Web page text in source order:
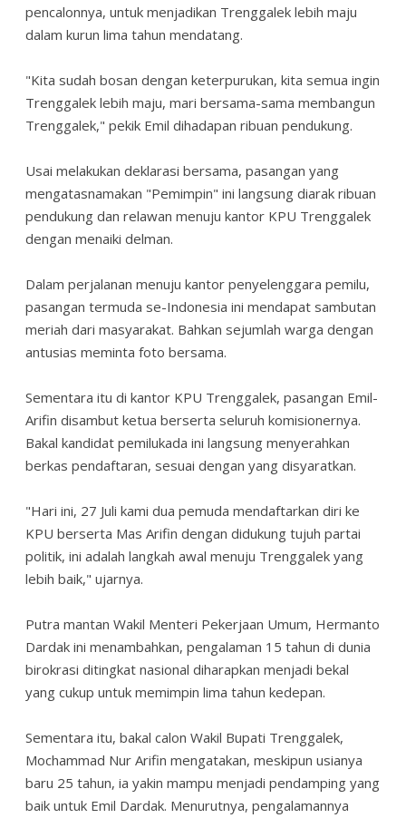
pencalonnya, untuk menjadikan Trenggalek lebih maju
dalam kurun lima tahun mendatang.
"Kita sudah bosan dengan keterpurukan, kita semua ingin
Trenggalek lebih maju, mari bersama-sama membangun
Trenggalek," pekik Emil dihadapan ribuan pendukung.
Usai melakukan deklarasi bersama, pasangan yang
mengatasnamakan "Pemimpin" ini langsung diarak ribuan
pendukung dan relawan menuju kantor KPU Trenggalek
dengan menaiki delman.
Dalam perjalanan menuju kantor penyelenggara pemilu,
pasangan termuda se-Indonesia ini mendapat sambutan
meriah dari masyarakat. Bahkan sejumlah warga dengan
antusias meminta foto bersama.
Sementara itu di kantor KPU Trenggalek, pasangan Emil-
Arifin disambut ketua berserta seluruh komisionernya.
Bakal kandidat pemilukada ini langsung menyerahkan
berkas pendaftaran, sesuai dengan yang disyaratkan.
"Hari ini, 27 Juli kami dua pemuda mendaftarkan diri ke
KPU berserta Mas Arifin dengan didukung tujuh partai
politik, ini adalah langkah awal menuju Trenggalek yang
lebih baik," ujarnya.
Putra mantan Wakil Menteri Pekerjaan Umum, Hermanto
Dardak ini menambahkan, pengalaman 15 tahun di dunia
birokrasi ditingkat nasional diharapkan menjadi bekal
yang cukup untuk memimpin lima tahun kedepan.
Sementara itu, bakal calon Wakil Bupati Trenggalek,
Mochammad Nur Arifin mengatakan, meskipun usianya
baru 25 tahun, ia yakin mampu menjadi pendamping yang
baik untuk Emil Dardak. Menurutnya, pengalamannya